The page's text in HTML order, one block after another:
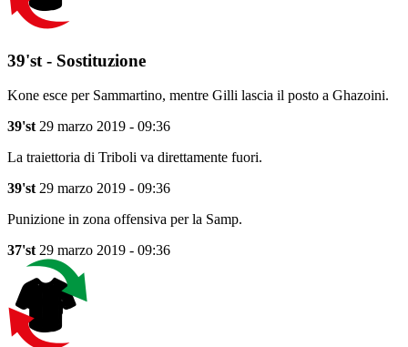
39'st - Sostituzione
Kone esce per Sammartino, mentre Gilli lascia il posto a Ghazoini.
39'st 29 marzo 2019 - 09:36
La traiettoria di Triboli va direttamente fuori.
39'st 29 marzo 2019 - 09:36
Punizione in zona offensiva per la Samp.
37'st 29 marzo 2019 - 09:36